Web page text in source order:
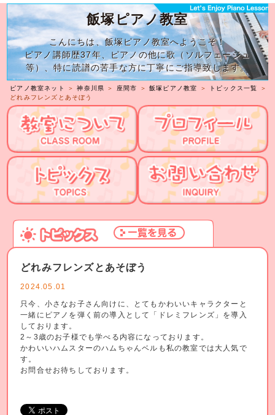
飯塚ピアノ教室
こんにちは、飯塚ピアノ教室へようこそ！
ピアノ講師歴37年、ピアノの他に歌（ソルフェージュ
等）、特に読譜の苦手な方に丁寧にご指導致します。
ピアノ教室ネット ＞神奈川県 ＞ 座間市 ＞飯塚ピアノ教室 ＞ トピックス一覧
＞
どれみフレンズとあそぼう
どれみフレンズとあそぼう
2024.05.01
只今、小さなお子さん向けに、とてもかわいいキャラクターと
一緒にピアノを弾く前の導入として「ドレミフレンズ」を導入
しております。
2～3歳のお子様でも学べる内容になっております。
かわいいハムスターのハムちゃんベルも私の教室では大人気で
す。
お問合せお待ちしております。